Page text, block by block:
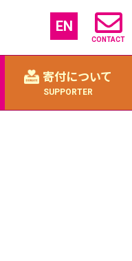
EN
CONTACT
寄付について
SUPPORTER
ック公園にて開催決定！»